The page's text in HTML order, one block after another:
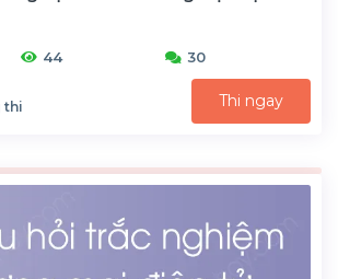
44 30
thi Thi ngay